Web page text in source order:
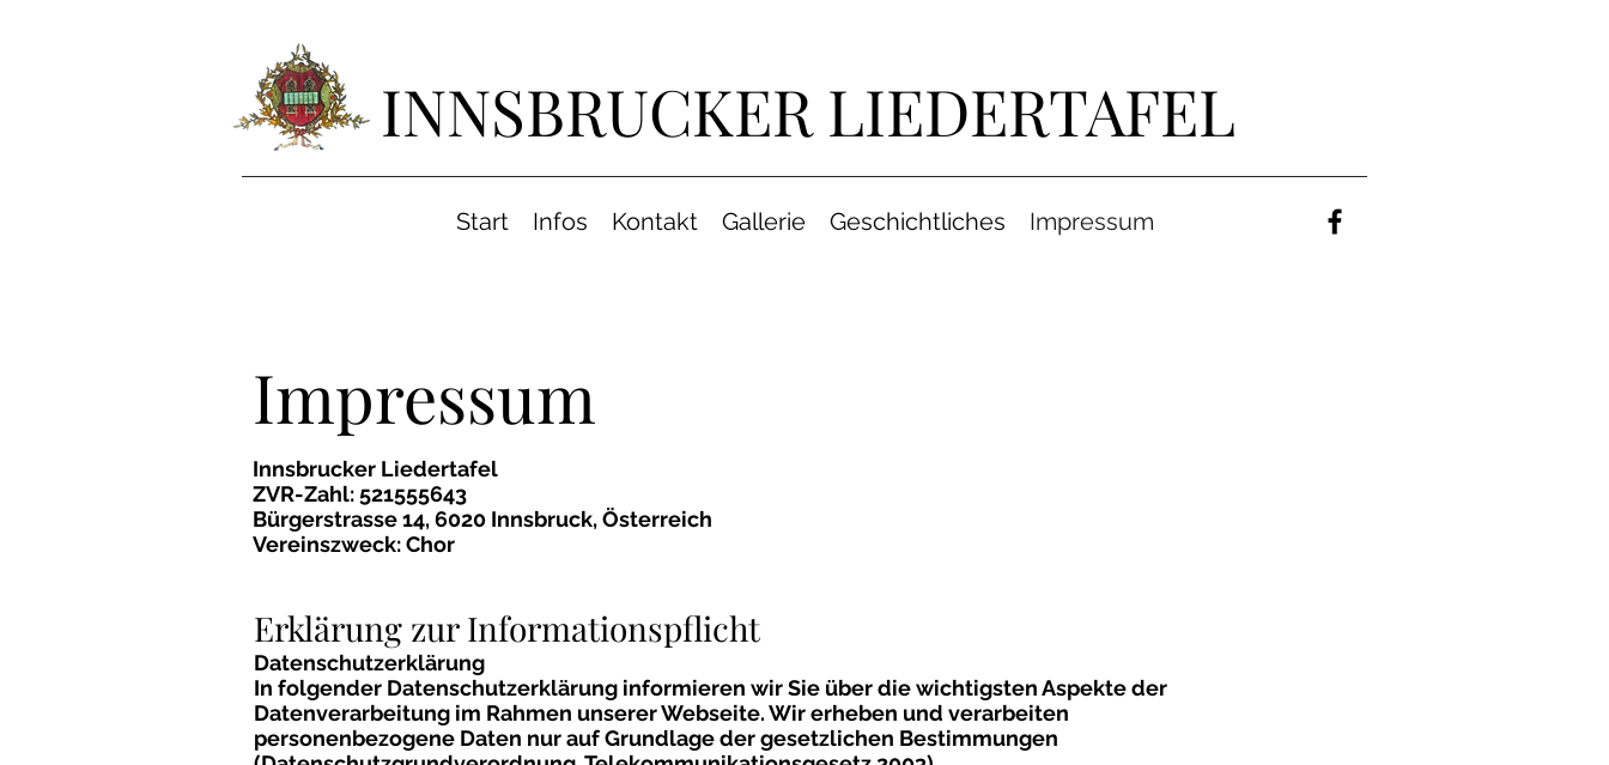
INNSBRUCKER LIEDERTAFEL
Start Infos Kontakt Gallerie Geschichtliches Impressum
Impressum
Innsbrucker Liedertafel
ZVR-Zahl: 521555643
Bürgerstrasse 14, 6020 Innsbruck, Österreich
Vereinszweck: Chor
Erklärung zur Informationspflicht
Datenschutzerklärung
In folgender Datenschutzerklärung informieren wir Sie über die wichtigsten Aspekte der
Datenverarbeitung im Rahmen unserer Webseite. Wir erheben und verarbeiten
personenbezogene Daten nur auf Grundlage der gesetzlichen Bestimmungen